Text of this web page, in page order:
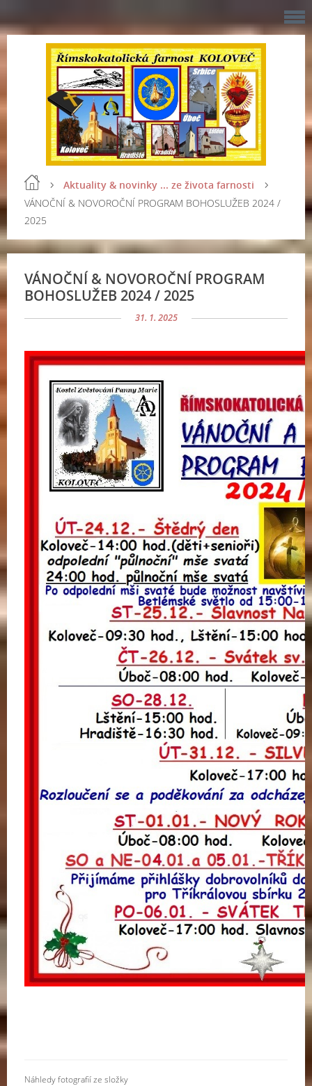
Aktuality & novinky ... ze života farnosti
VÁNOČNÍ & NOVOROČNÍ PROGRAM BOHOSLUŽEB 2024 /
2025
VÁNOČNÍ & NOVOROČNÍ PROGRAM
BOHOSLUŽEB 2024 / 2025
31. 1. 2025
Náhledy fotografií ze složky